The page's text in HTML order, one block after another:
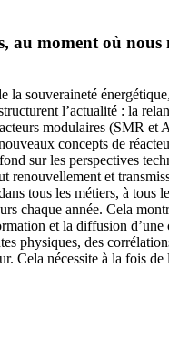
au moment où nous
souveraineté
l’actualité : la
modulaires (SMR et
concepts de
sur les perspectives
renouvellement et
tous les métiers, à
chaque année. Cela
et la diffusion
physiques, des
Cela nécessite à la fois